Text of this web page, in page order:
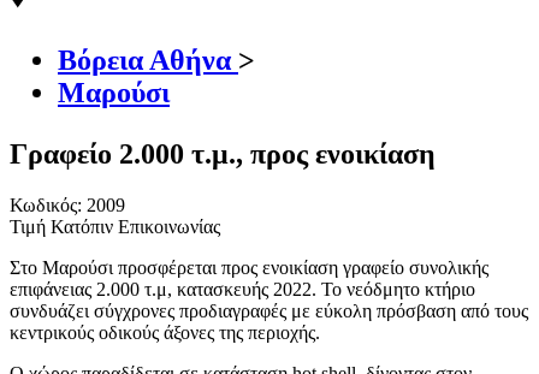
Βόρεια Αθήνα >
Μαρούσι
Γραφείο 2.000 τ.μ., προς ενοικίαση
Κωδικός: 2009
Τιμή Κατόπιν Επικοινωνίας
Στο Μαρούσι προσφέρεται προς ενοικίαση γραφείο συνολικής
επιφάνειας 2.000 τ.μ, κατασκευής 2022. Το νεόδμητο κτήριο
συνδυάζει σύγχρονες προδιαγραφές με εύκολη πρόσβαση από τους
κεντρικούς οδικούς άξονες της περιοχής.